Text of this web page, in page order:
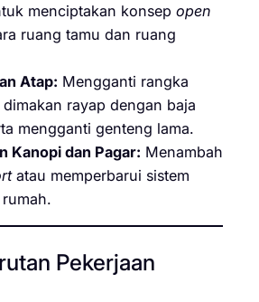
menciptakan konsep open
ruang tamu dan ruang
Atap: Mengganti rangka
rayap dengan baja
mengganti genteng lama.
Kanopi dan Pagar: Menambah
atau memperbarui sistem
Pekerjaan